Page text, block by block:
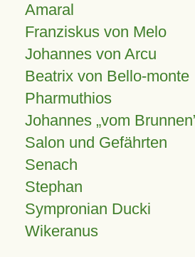
Amaral
Franziskus von Melo
Johannes von Arcu
Beatrix von Bello-monte
Pharmuthios
Johannes vom Brunnen
Salon und Gefährten
Senach
Stephan
Sympronian Ducki
Wikeranus